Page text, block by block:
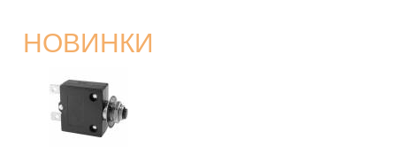
НОВИНКИ